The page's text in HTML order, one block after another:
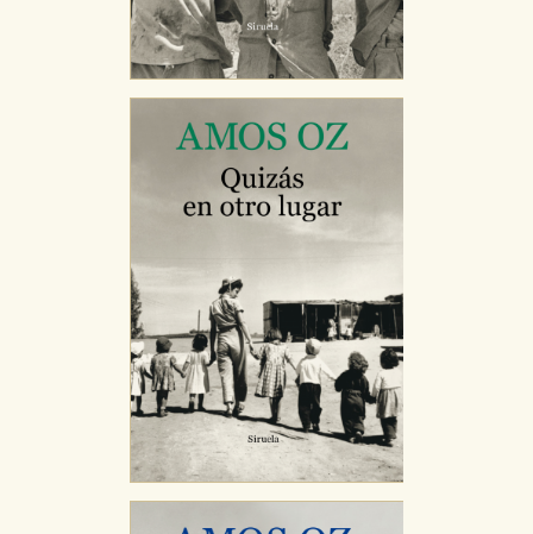
Cookies necesarias
nuestro sistema. Es posible hacerlo desde el
navegador, pero en ese caso es posible que algunas
Cookies de rendimiento y analíticas
Estas cookies se utilizan para mejorar su experiencia
nuestro sitio web. Almacenan configuraciones de
servicios para que no tenga que reconfigurarlos cada
vez que nos visita. La información es agregada y, por lo
tanto, es anónima.
Cookies de publicidad y redes sociales
Estas cookies son gestionadas por nuestros socios
publicitarios y se utilizan para mostrar publicidad
relevante para sus intereses en otros sitios. No
almacenan directamente información personal sino
que se basan en la identificación única de su
navegador y dispositivo de internet.